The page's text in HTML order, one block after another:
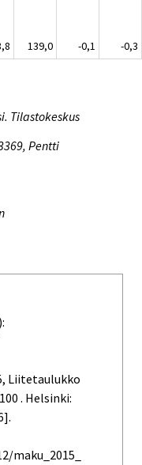
139,0 -0,1 -0,3
Tilastokeskus
Pentti
Liitetaulukko
. Helsinki: